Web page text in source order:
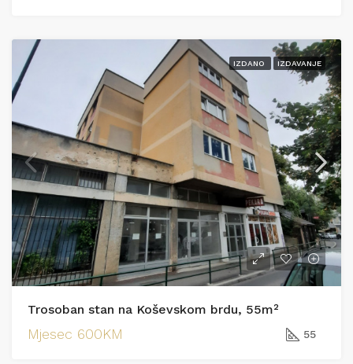
IZDANO IZDAVANJE
Trosoban stan na Koševskom brdu, 55m²
Mjesec 600KM 55